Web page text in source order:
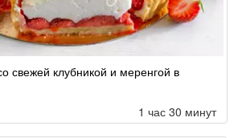
свежей клубникой и меренгой в
1 час 30 минут